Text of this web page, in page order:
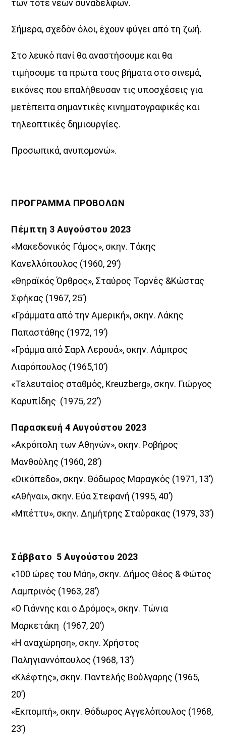
των τότε νέων συναδέλφων.
Σήμερα, σχεδόν όλοι, έχουν φύγει από τη ζωή.
Στο λευκό πανί θα αναστήσουμε και θα
τιμήσουμε τα πρώτα τους βήματα στο σινεμά,
εικόνες που επαλήθευσαν τις υποσχέσεις για
μετέπειτα σημαντικές κινηματογραφικές και
τηλεοπτικές δημιουργίες.
Προσωπικά, ανυπομονώ».
ΠΡΟΓΡΑΜΜΑ ΠΡΟΒΟΛΩΝ
Πέμπτη 3 Αυγούστου 2023
«Μακεδονικός Γάμος», σκην. Τάκης
Κανελλόπουλος (1960, 29’)
«Θηραϊκός Όρθρος», Σταύρος Τορνές &Κώστας
Σφήκας (1967, 25’)
«Γράμματα από την Αμερική», σκην. Λάκης
Παπαστάθης (1972, 19’)
«Γράμμα από Σαρλ Λερουά», σκην. Λάμπρος
Λιαρόπουλος (1965,10’)
«Τελευταίος σταθμός, Kreuzberg», σκην. Γιώργος
Καρυπίδης (1975, 22’)
Παρασκευή 4 Αυγούστου 2023
«Ακρόπολη των Αθηνών», σκην. Ροβήρος
Μανθούλης (1960, 28’)
«Οικόπεδο», σκην. Θόδωρος Μαραγκός (1971, 13’)
«Αθήναι», σκην. Εύα Στεφανή (1995, 40’)
«Μπέττυ», σκην. Δημήτρης Σταύρακας (1979, 33’)
Σάββατο 5 Αυγούστου 2023
«100 ώρες του Μάη», σκην. Δήμος Θέος & Φώτος
Λαμπρινός (1963, 28’)
«Ο Γιάννης και ο Δρόμος», σκην. Τώνια
Μαρκετάκη (1967, 20’)
«Η αναχώρηση», σκην. Χρήστος
Παληγιαννόπουλος (1968, 13’)
«Κλέφτης», σκην. Παντελής Βούλγαρης (1965,
20’)
«Εκπομπή», σκην. Θόδωρος Αγγελόπουλος (1968,
23’)